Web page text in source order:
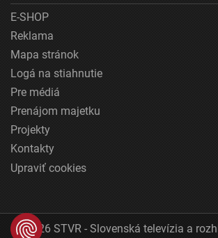
E-SHOP
Reklama
Mapa stránok
Logá na stiahnutie
Pre médiá
Prenájom majetku
Projekty
Kontakty
Upraviť cookies
© 2026 STVR - Slovenská televízia a